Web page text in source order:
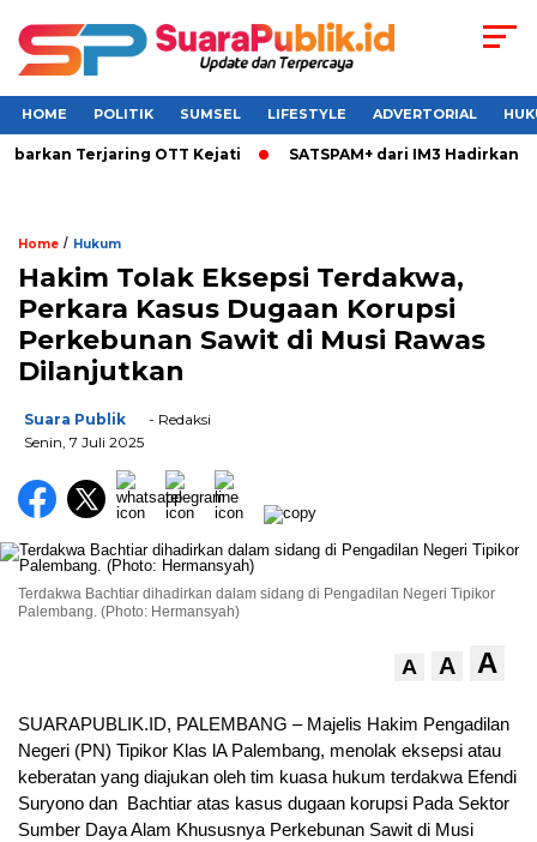
HOME POLITIK SUMSEL LIFESTYLE ADVERTORIAL
Terjaring OTT Kejati SATSPAM+ dari IM3 Hadirkan
Home / Hukum
Hakim Tolak Eksepsi Terdakwa,
Perkara Kasus Dugaan Korupsi
Perkebunan Sawit di Musi Rawas
Dilanjutkan
Suara Publik
- Redaksi
Senin, 7 Juli 2025
Terdakwa Bachtiar dihadirkan dalam sidang di Pengadilan Negeri Tipikor
Palembang. (Photo: Hermansyah)
A A A
SUARAPUBLIK.ID, PALEMBANG – Majelis Hakim Pengadilan
Negeri (PN) Tipikor Klas lA Palembang, menolak eksepsi atau
keberatan yang diajukan oleh tim kuasa hukum terdakwa Efendi
Suryono dan Bachtiar atas kasus dugaan korupsi Pada Sektor
Sumber Daya Alam Khususnya Perkebunan Sawit di Musi